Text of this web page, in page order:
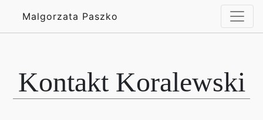
Malgorzata Paszko
Kontakt Koralewski